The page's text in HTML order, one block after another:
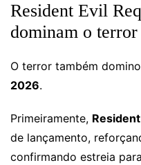
Resident Evil
dominam o terror
O terror também
2026.
Primeiramente,
de lançamento,
confirmando estreia